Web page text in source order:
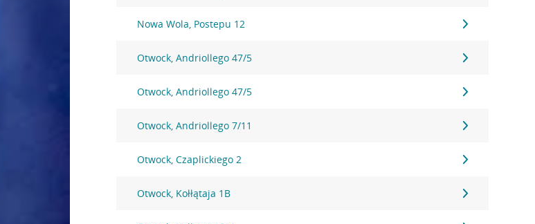
Nowa Wola, Postepu 12
Otwock, Andriollego 47/5
Otwock, Andriollego 47/5
Otwock, Andriollego 7/11
Otwock, Czaplickiego 2
Otwock, Kołłątaja 1B